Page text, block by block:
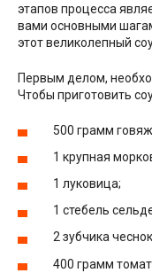
этапов процесса
вами основными
этот великолепный
Первым делом,
Чтобы приготовить
500 грамм
1 крупная
1 луковица;
1 стебель
2 зубчика
400 грамм